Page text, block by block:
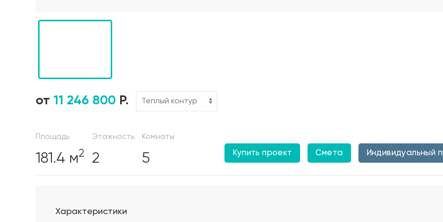
от 11 246 800 Р.
Площадь
181.4 м2
Этажность
2
Комнаты
5 Купить проект Смета Индивидуальный
Характеристики